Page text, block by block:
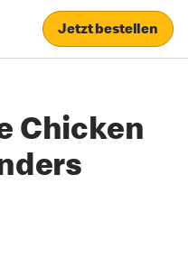
Jetzt bestellen
Chicken